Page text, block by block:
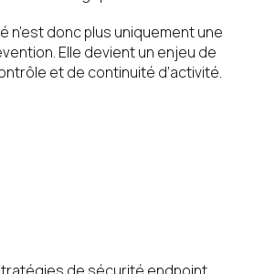
n’est donc plus uniquement une
Elle devient un enjeu de
et de continuité d’activité.